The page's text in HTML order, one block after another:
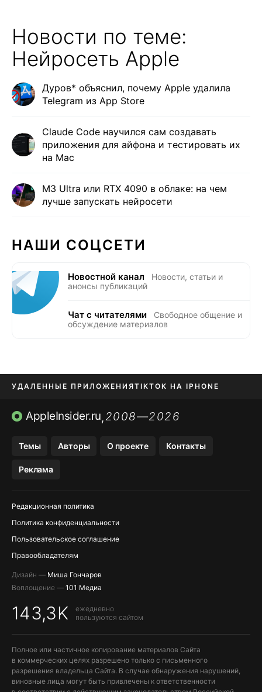
Новости по теме:
Нейросеть Apple
Дуров* объяснил, почему Apple удалила
Telegram из App Store
Claude Code научился сам создавать
приложения для айфона и тестировать их
на Mac
M3 Ultra или RTX 4090 в облаке: на чем
лучше запускать нейросети
НАШИ СОЦСЕТИ
Новостной канал
Новости, статьи и
анонсы публикаций
Чат с читателями
Свободное общение и
обсуждение материалов
УДАЛЕННЫЕ ПРИЛОЖЕНИЯTIKTOK НА IPHONE
ПРИЛОЖЕНИЯ БЕЗ APP STORE
AppleInsider.ru,2008—2026
Темы Авторы О проекте Контакты
Реклама
Редакционная политика
Политика конфиденциальности
Пользовательское соглашение
Правообладателям
Дизайн — Миша Гончаров
Воплощение — 101 Медиа
143,3K
ежедневно
пользуются сайтом
Полное или частичное копирование материалов Сайта
в коммерческих целях разрешено только с письменного
разрешения владельца Сайта. В случае обнаружения нарушений,
виновные лица могут быть привлечены к ответственности